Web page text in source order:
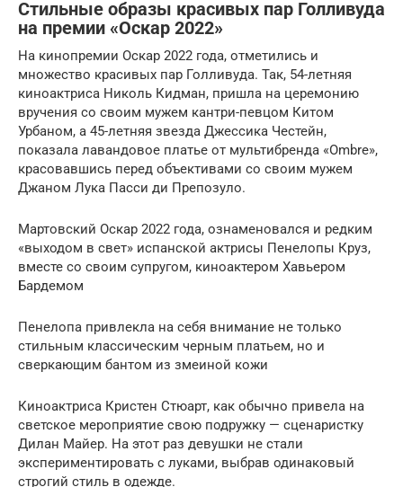
Стильные образы красивых пар Голливуда
на премии «Оскар 2022»
На кинопремии Оскар 2022 года, отметились и
множество красивых пар Голливуда. Так, 54-летняя
киноактриса Николь Кидман, пришла на церемонию
вручения со своим мужем кантри-певцом Китом
Урбаном, а 45-летняя звезда Джессика Честейн,
показала лавандовое платье от мультибренда «Ombre»,
красовавшись перед объективами со своим мужем
Джаном Лука Пасси ди Препозуло.
Мартовский Оскар 2022 года, ознаменовался и редким
«выходом в свет» испанской актрисы Пенелопы Круз,
вместе со своим супругом, киноактером Хавьером
Бардемом
Пенелопа привлекла на себя внимание не только
стильным классическим черным платьем, но и
сверкающим бантом из змеиной кожи
Киноактриса Кристен Стюарт, как обычно привела на
светское мероприятие свою подружку — сценаристку
Дилан Майер. На этот раз девушки не стали
экспериментировать с луками, выбрав одинаковый
строгий стиль в одежде.